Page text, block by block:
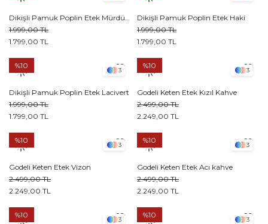
1.799,00 TL
1.999,00 TL
Dikişli Pamuk Poplin Etek Haki
1.799,00 TL
1.999,00 TL
3
Dikişli Pamuk Poplin Etek Lacivert
1.799,00 TL
1.999,00 TL
%10
3
Godeli Keten Etek Kızıl Kahve
2.249,00 TL
2.499,00 TL
%10
3
Godeli Keten Etek Vizon
2.249,00 TL
2.499,00 TL
%10
3
Godeli Keten Etek Acı kahve
2.249,00 TL
2.499,00 TL
%10
3
%10
3
%10